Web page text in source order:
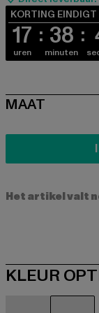
KORTING EINDIGT
17
uren
38
minuten
SIZE
MAAT
Het artikel valt
KLEUR